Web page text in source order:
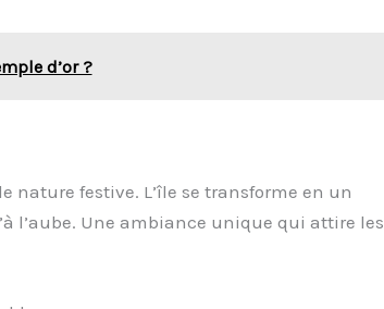
d’or ?
nature festive. L’île se transforme en un
l’aube. Une ambiance unique qui attire les